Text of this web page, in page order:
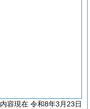
内容現在 令和8年3月23日